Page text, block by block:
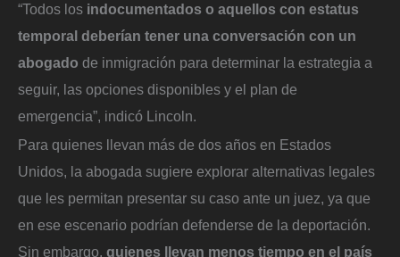
“Todos los indocumentados o aquellos con estatus
temporal deberían tener una conversación con un
abogado de inmigración para determinar la estrategia a
seguir, las opciones disponibles y el plan de
emergencia”, indicó Lincoln.
Para quienes llevan más de dos años en Estados
Unidos, la abogada sugiere explorar alternativas legales
que les permitan presentar su caso ante un juez, ya que
en ese escenario podrían defenderse de la deportación.
Sin embargo, quienes llevan menos tiempo en el país